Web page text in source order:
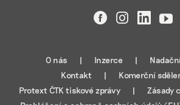
FacebookInstagram
O nás Inzerce
Kontakt
Komerční
Protext ČTK tiskové zprávy
Zásady